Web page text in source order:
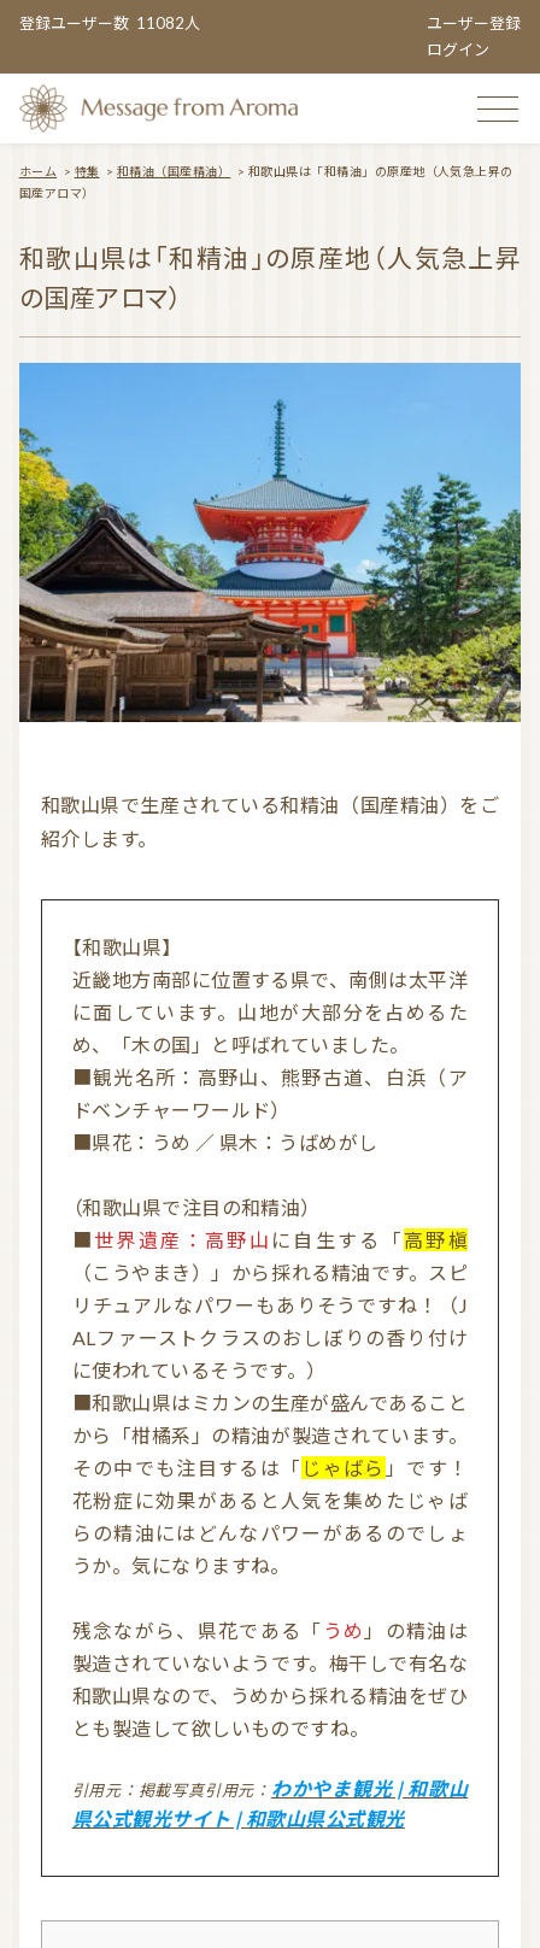
登録ユーザー数 11082人
ユーザー登録
ログイン
おすすめのお店
TOPIC CATEGORY
アロマエンタメ情報 おすすめ商品 ５選
気持ちを切り替えるアロマ 天然の香り－アロマテラピー
精油（エッセンシャルオイル） 和精油（国産精油）
アロマ日常使い アロマを学ぶ・アロマの仕事
アロマレシピ オーガニックコスメ
お知らせ （Message from Aroma 会員様）
ITEMS CATEGORY
信頼できるアロマブランド（海外） 和精油ブランド
和精油｜日本の木 和精油（柑橘系）
オーガニック香水 オーガニックコスメ
アロマストーン教室 アロマキャンドル
アロマディフューザー 瞑想を深める香り・アロマで浄化
アロマ雑貨 ファブリックスプレー
アロマサプリメント アロマ蒸留所への旅
アロマ教室（ワークショップ） アロマサロン その他
お問い合わせ
利用規約
プライバシーポリシー
ホーム > 特集 >和精油（国産精油） > 和歌山県は「和精油」の原産地（人気急上昇の
国産アロマ）
和歌山県は「和精油」の原産地（人気急上昇
の国産アロマ）
和歌山県で生産されている和精油（国産精油）をご
紹介します。
【和歌山県】
近畿地方南部に位置する県で、南側は太平洋
に面しています。山地が大部分を占めるた
め、「木の国」と呼ばれていました。
■観光名所：高野山、熊野古道、白浜（ア
ドベンチャーワールド）
■県花：うめ ／ 県木：うばめがし
（和歌山県で注目の和精油）
■ 世界遺産：高野山 に自生する「高野槇
（こうやまき）」から採れる精油です。スピ
リチュアルなパワーもありそうですね！（J
ALファーストクラスのおしぼりの香り付け
に使われているそうです。）
■和歌山県はミカンの生産が盛んであること
から「柑橘系」の精油が製造されています。
その中でも注目するは「 じゃばら 」です！
花粉症に効果があると人気を集めたじゃば
らの精油にはどんなパワーがあるのでしょ
うか。気になりますね。
残念ながら、県花である「 うめ 」の精油は
製造されていないようです。梅干しで有名な
和歌山県なので、うめから採れる精油をぜひ
とも製造して欲しいものですね。
掲載写真引用元： わかやま観光 | 和歌山
県公式観光サイト | 和歌山県公式観光